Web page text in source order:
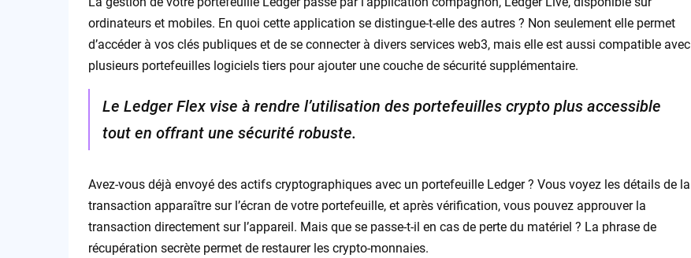
ordinateurs et mobiles. En quoi cette application se distingue-t-elle des autres ? Non seulement elle permet
d’accéder à vos clés publiques et de se connecter à divers services web3, mais elle est aussi compatible avec
plusieurs portefeuilles logiciels tiers pour ajouter une couche de sécurité supplémentaire.
Le Ledger Flex vise à rendre l’utilisation des portefeuilles crypto plus accessible
tout en offrant une sécurité robuste.
Avez-vous déjà envoyé des actifs cryptographiques avec un portefeuille Ledger ? Vous voyez les détails de la
transaction apparaître sur l’écran de votre portefeuille, et après vérification, vous pouvez approuver la
transaction directement sur l’appareil. Mais que se passe-t-il en cas de perte du matériel ? La phrase de
récupération secrète permet de restaurer les crypto-monnaies.